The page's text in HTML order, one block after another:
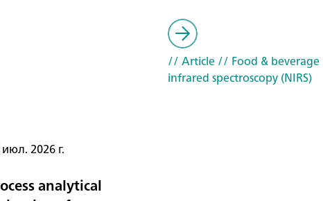
2026 г.
analytical
// Article// Food & beverage
infrared spectroscopy (NIRS)